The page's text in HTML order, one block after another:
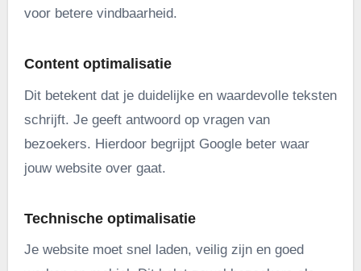
voor betere vindbaarheid.
Content optimalisatie
Dit betekent dat je duidelijke en waardevolle teksten
schrijft. Je geeft antwoord op vragen van
bezoekers. Hierdoor begrijpt Google beter waar
jouw website over gaat.
Technische optimalisatie
Je website moet snel laden, veilig zijn en goed